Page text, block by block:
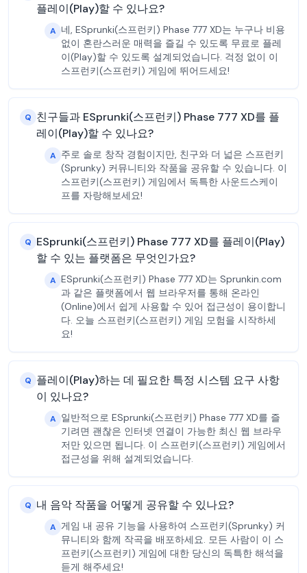
플레이(Play)할 수 있나요?
A 네, ESprunki(스프런키) Phase 777 XD는 누구나 비용
없이 혼란스러운 매력을 즐길 수 있도록 무료로 플레
이(Play)할 수 있도록 설계되었습니다. 걱정 없이 이
스프런키(스프런키) 게임에 뛰어드세요!
Q 친구들과 ESprunki(스프런키) Phase 777 XD를 플
레이(Play)할 수 있나요?
A 주로 솔로 창작 경험이지만, 친구와 더 넓은 스프런키
(Sprunky) 커뮤니티와 작품을 공유할 수 있습니다. 이
스프런키(스프런키) 게임에서 독특한 사운드스케이
프를 자랑해보세요!
Q ESprunki(스프런키) Phase 777 XD를 플레이(Play)
할 수 있는 플랫폼은 무엇인가요?
A ESprunki(스프런키) Phase 777 XD는 Sprunkin.com
과 같은 플랫폼에서 웹 브라우저를 통해 온라인
(Online)에서 쉽게 사용할 수 있어 접근성이 용이합니
다. 오늘 스프런키(스프런키) 게임 모험을 시작하세
요!
Q 플레이(Play)하는 데 필요한 특정 시스템 요구 사항
이 있나요?
A 일반적으로 ESprunki(스프런키) Phase 777 XD를 즐
기려면 괜찮은 인터넷 연결이 가능한 최신 웹 브라우
저만 있으면 됩니다. 이 스프런키(스프런키) 게임에서
접근성을 위해 설계되었습니다.
Q 내 음악 작품을 어떻게 공유할 수 있나요?
A 게임 내 공유 기능을 사용하여 스프런키(Sprunky) 커
뮤니티와 함께 작곡을 배포하세요. 모든 사람이 이 스
프런키(스프런키) 게임에 대한 당신의 독특한 해석을
듣게 해주세요!